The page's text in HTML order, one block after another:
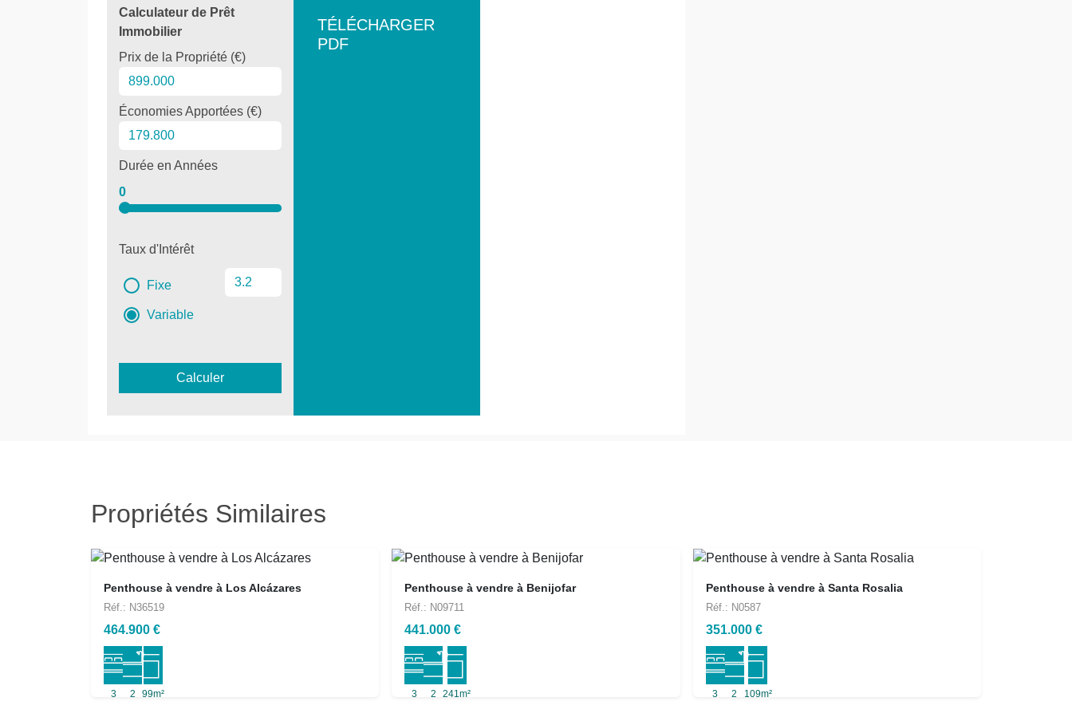
Calculateur de Prêt
Immobilier
Prix de la Propriété (€)
Économies Apportées (€)
Durée en Années
0
Taux d'Intérêt
Fixe
Variable
Calculer
TÉLÉCHARGER
PDF
Propriétés Similaires
Penthouse à vendre à Los Alcázares
Réf.: N36519
464.900 €
3 2 99m²
Penthouse à vendre à Benijofar
Réf.: N09711
441.000 €
3 2 241m²
Penthouse à vendre à Santa Rosalia
Réf.: N0587
351.000 €
3 2 109m²